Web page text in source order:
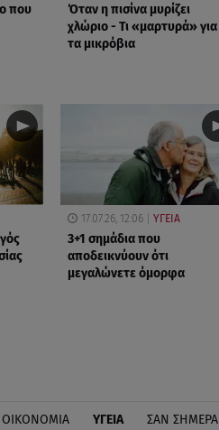
που
Όταν η πισίνα μυρίζει
χλώριο - Τι «μαρτυρά» για
τα μικρόβια
17.07.26, 12:06 ΥΓΕΙΑ
3+1 σημάδια που
αποδεικνύουν ότι
μεγαλώνετε όμορφα
ΟΙΚΟΝΟΜΙΑ ΥΓΕΙΑ ΣΑΝ ΣΗΜΕΡΑ